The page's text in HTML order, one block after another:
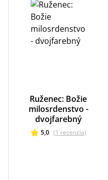
Ruženec: Božie
milosrdenstvo -
dvojfarebný
5,0 (1 recenzia)